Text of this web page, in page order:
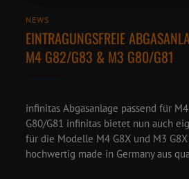
NEWS
EINTRAGUNGSFREIE
M4 G82/G83 & M3 G80/G81
infinitas Abgasanlage passend für
G80/G81 infinitas bietet nun auch
für die Modelle M4 G8X und M3
hochwertig made in Germany aus